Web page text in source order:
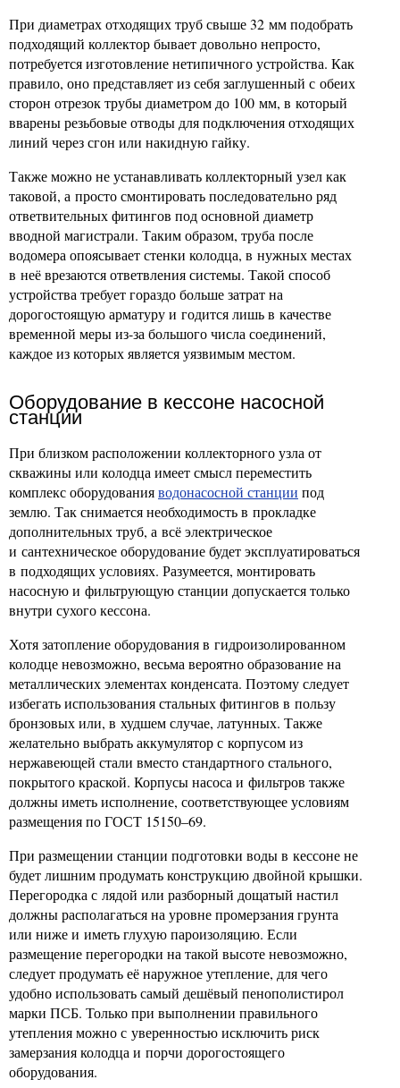
При диаметрах отходящих труб свыше 32 мм подобрать
подходящий коллектор бывает довольно непросто,
потребуется изготовление нетипичного устройства. Как
правило, оно представляет из себя заглушенный с обеих
сторон отрезок трубы диаметром до 100 мм, в который
вварены резьбовые отводы для подключения отходящих
линий через сгон или накидную гайку.
Также можно не устанавливать коллекторный узел как
таковой, а просто смонтировать последовательно ряд
ответвительных фитингов под основной диаметр
вводной магистрали. Таким образом, труба после
водомера опоясывает стенки колодца, в нужных местах
в неё врезаются ответвления системы. Такой способ
устройства требует гораздо больше затрат на
дорогостоящую арматуру и годится лишь в качестве
временной меры из-за большого числа соединений,
каждое из которых является уязвимым местом.
Оборудование в кессоне насосной
станции
При близком расположении коллекторного узла от
скважины или колодца имеет смысл переместить
комплекс оборудованияводонасосной станции под
землю. Так снимается необходимость в прокладке
дополнительных труб, а всё электрическое
и сантехническое оборудование будет эксплуатироваться
в подходящих условиях. Разумеется, монтировать
насосную и фильтрующую станции допускается только
внутри сухого кессона.
Хотя затопление оборудования в гидроизолированном
колодце невозможно, весьма вероятно образование на
металлических элементах конденсата. Поэтому следует
избегать использования стальных фитингов в пользу
бронзовых или, в худшем случае, латунных. Также
желательно выбрать аккумулятор с корпусом из
нержавеющей стали вместо стандартного стального,
покрытого краской. Корпусы насоса и фильтров также
должны иметь исполнение, соответствующее условиям
размещения по ГОСТ 15150–69.
При размещении станции подготовки воды в кессоне не
будет лишним продумать конструкцию двойной крышки.
Перегородка с лядой или разборный дощатый настил
должны располагаться на уровне промерзания грунта
или ниже и иметь глухую пароизоляцию. Если
размещение перегородки на такой высоте невозможно,
следует продумать её наружное утепление, для чего
удобно использовать самый дешёвый пенополистирол
марки ПСБ. Только при выполнении правильного
утепления можно с уверенностью исключить риск
замерзания колодца и порчи дорогостоящего
оборудования.